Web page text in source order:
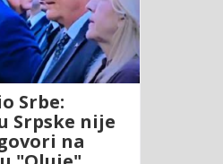
Srbe:
Srpske nije
na